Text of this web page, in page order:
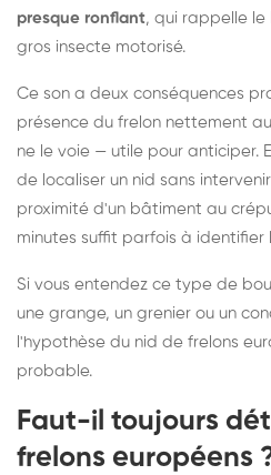
presque ronflant, qui rappelle le
gros insecte motorisé.
Ce son a deux conséquences
présence du frelon nettement
ne le voie — utile pour anticiper.
de localiser un nid sans
proximité d'un bâtiment au
minutes suffit parfois à identifier
Si vous entendez ce type de
une grange, un grenier ou un
l'hypothèse du nid de frelons
probable.
Faut-il toujours
frelons européens